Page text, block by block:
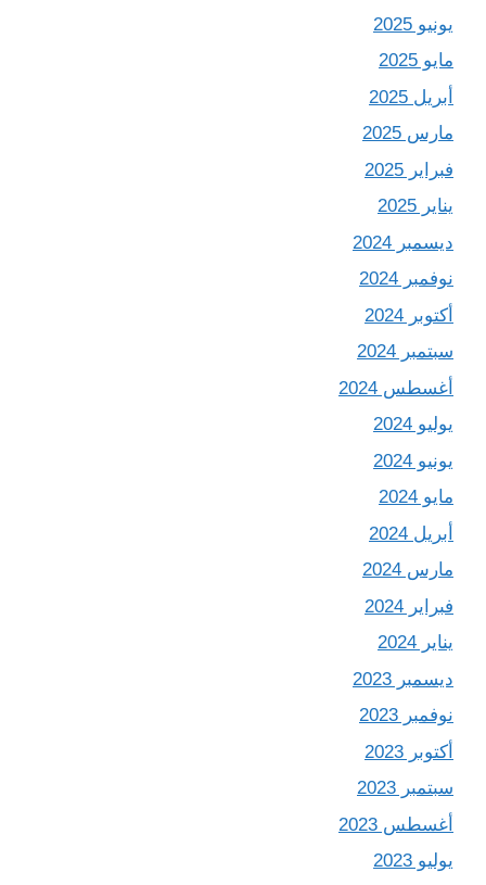
يونيو 2025
مايو 2025
أبريل 2025
مارس 2025
فبراير 2025
يناير 2025
ديسمبر 2024
نوفمبر 2024
أكتوبر 2024
سبتمبر 2024
أغسطس 2024
يوليو 2024
يونيو 2024
مايو 2024
أبريل 2024
مارس 2024
فبراير 2024
يناير 2024
ديسمبر 2023
نوفمبر 2023
أكتوبر 2023
سبتمبر 2023
أغسطس 2023
يوليو 2023